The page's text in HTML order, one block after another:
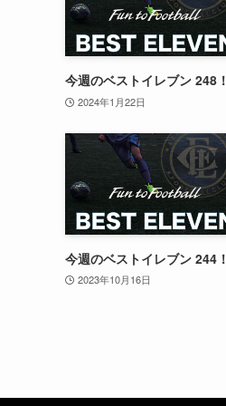
今週のベストイレブン 248！
2024年1月22日
今週のベストイレブン 244！
2023年10月16日